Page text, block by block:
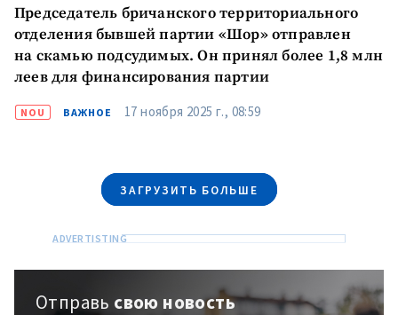
Председатель бричанского территориального
отделения бывшей партии «Шор» отправлен
на скамью подсудимых. Он принял более 1,8 млн
леев для финансирования партии
NOU ВАЖНОЕ 17 ноября 2025 г., 08:59
ЗАГРУЗИТЬ БОЛЬШЕ
Отправь свою новость
Заголовок новости
заголовок
Фотография
+ Загрузить
изображение
Ссылка на медиа
+ Добавить ссылку на
медиа
Текст новости
+ Добавить текст
новости